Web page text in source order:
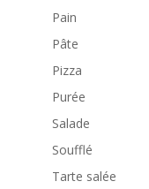
Pain
Pâte
Pizza
Purée
Salade
Soufflé
Tarte salée